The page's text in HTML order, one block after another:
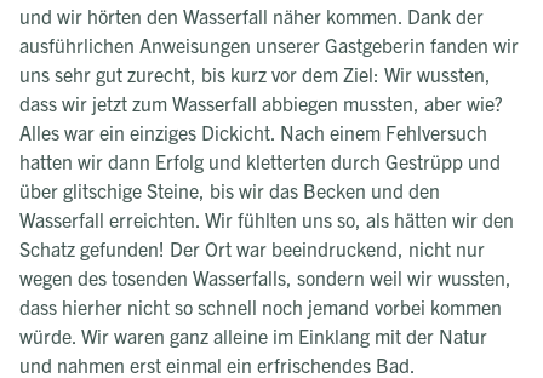
und wir hörten den Wasserfall näher kommen. Dank der
ausführlichen Anweisungen unserer Gastgeberin fanden wir
uns sehr gut zurecht, bis kurz vor dem Ziel: Wir wussten,
dass wir jetzt zum Wasserfall abbiegen mussten, aber wie?
Alles war ein einziges Dickicht. Nach einem Fehlversuch
hatten wir dann Erfolg und kletterten durch Gestrüpp und
über glitschige Steine, bis wir das Becken und den
Wasserfall erreichten. Wir fühlten uns so, als hätten wir den
Schatz gefunden! Der Ort war beeindruckend, nicht nur
wegen des tosenden Wasserfalls, sondern weil wir wussten,
dass hierher nicht so schnell noch jemand vorbei kommen
würde. Wir waren ganz alleine im Einklang mit der Natur
und nahmen erst einmal ein erfrischendes Bad.